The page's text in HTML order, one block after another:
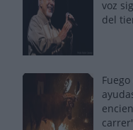
voz
del
carrer'